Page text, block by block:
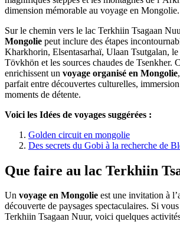
dimension mémorable au voyage en Mongolie.
Sur le chemin vers le lac Terkhiin Tsagaan
Mongolie peut inclure des étapes
Kharkhorin, Elsentasarhaï, Ulaan Tsutgalan, le
Tövkhön et les sources chaudes de Tsenkher.
enrichissent un voyage organisé en Mongolie
parfait entre découvertes culturelles,
moments de détente.
Voici les Idées de voyages suggérées :
Golden circuit en mongolie
Des secrets du Gobi à la recherche de
Que faire au lac Terkhiin
Un voyage en Mongolie est une invitation à
découverte de paysages spectaculaires. Si
Terkhiin Tsagaan Nuur, voici quelques